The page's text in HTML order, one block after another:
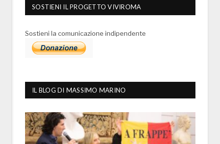
SOSTIENI IL PROGETTO VIVIROMA
Sostieni la comunicazione indipendente
IL BLOG DI MASSIMO MARINO